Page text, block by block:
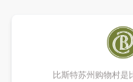
比斯特苏州购物村是